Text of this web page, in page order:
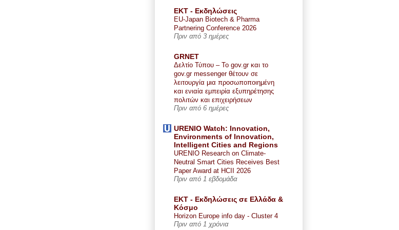
ΕΚΤ - Εκδηλώσεις
EU-Japan Biotech & Pharma
Partnering Conference 2026
Πριν από 3 ημέρες
GRNET
Δελτίο Τύπου – Το gov.gr και το
gov.gr messenger θέτουν σε
λειτουργία μια προσωποποιημένη
και ενιαία εμπειρία εξυπηρέτησης
πολιτών και επιχειρήσεων
Πριν από 6 ημέρες
URENIO Watch: Innovation,
Environments of Innovation,
Intelligent Cities and Regions
URENIO Research on Climate-
Neutral Smart Cities Receives Best
Paper Award at HCII 2026
Πριν από 1 εβδομάδα
ΕΚΤ - Εκδηλώσεις σε Ελλάδα &
Κόσμο
Horizon Europe info day - Cluster 4
Πριν από 1 χρόνια